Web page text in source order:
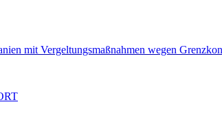
mit Vergeltungsmaßnahmen wegen